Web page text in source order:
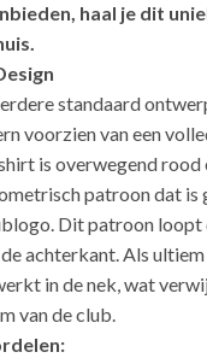
haal je dit
standaard
voorzien van een
is overwegend rood
patroon dat is
Dit patroon loopt
achterkant. Als
in de nek, wat
van de club.